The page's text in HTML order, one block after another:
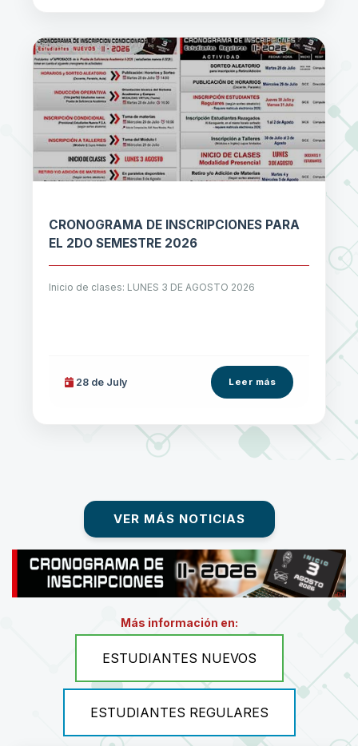
CRONOGRAMA DE INSCRIPCIONES PARA
EL 2DO SEMESTRE 2026
Inicio de clases: LUNES 3 DE AGOSTO 2026
28 de July Leer más
VER MÁS NOTICIAS
Más información en:
ESTUDIANTES NUEVOS
ESTUDIANTES REGULARES